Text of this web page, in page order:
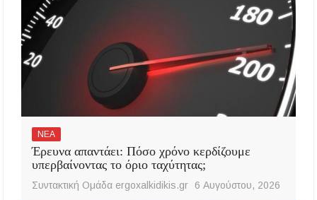
ΝΕΑ
Έρευνα απαντάει: Πόσο χρόνο κερδίζουμε
υπερβαίνοντας το όριο ταχύτητας;
Συντακτική Ομάδα ergoxalkidikis.gr 6 Αυγούστου, 2026